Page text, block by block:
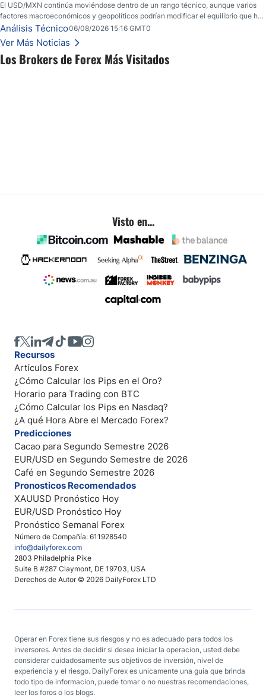
Los Brokers de Forex Más Visitados
El USD/MXN continúa moviéndose dentro de un rango técnico, aunque varios
factores macroeconómicos y geopolíticos podrían modificar el equilibrio que ha
dominado al mercado en las últimas semanas.
Análisis Técnico06/08/2026 15:16 GMT0
Ver Más Noticias
Visto en...
Número de Compañía: 611928540
info@dailyforex.com
2803 Philadelphia Pike
Suite B #287 Claymont, DE 19703, USA
Derechos de Autor © 2026 DailyForex LTD
Recursos
Artículos Forex
¿Cómo Calcular los Pips en el Oro?
Horario para Trading con BTC
¿Cómo Calcular los Pips en Nasdaq?
¿A qué Hora Abre el Mercado Forex?
Predicciones
Cacao para Segundo Semestre 2026
EUR/USD en Segundo Semestre de 2026
Café en Segundo Semestre 2026
Pronosticos Recomendados
XAUUSD Pronóstico Hoy
EUR/USD Pronóstico Hoy
Pronóstico Semanal Forex
Operar en Forex tiene sus riesgos y no es adecuado para todos los
inversores. Antes de decidir si desea iniciar la operacion, usted debe
considerar cuidadosamente sus objetivos de inversión, nivel de
experiencia y el riesgo. DailyForex es unicamente una guia que brinda
todo tipo de informacion, puede tomar o no nuestras recomendaciones,
leer los foros o los blogs.